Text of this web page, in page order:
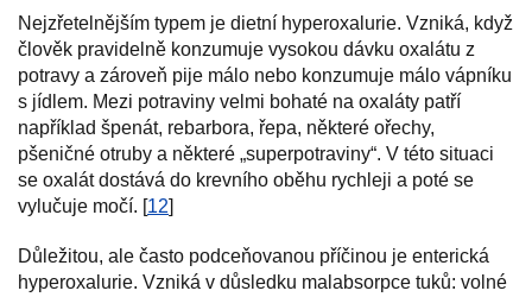
Nejzřetelnějším typem je dietní hyperoxalurie. Vzniká, když
člověk pravidelně konzumuje vysokou dávku oxalátu z
potravy a zároveň pije málo nebo konzumuje málo vápníku
s jídlem. Mezi potraviny velmi bohaté na oxaláty patří
například špenát, rebarbora, řepa, některé ořechy,
pšeničné otruby a některé „superpotraviny“. V této situaci
se oxalát dostává do krevního oběhu rychleji a poté se
vylučuje močí. [12]
Důležitou, ale často podceňovanou příčinou je enterická
hyperoxalurie. Vzniká v důsledku malabsorpce tuků: volné